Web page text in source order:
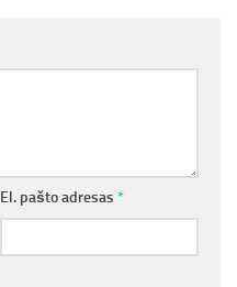
El. pašto adresas *